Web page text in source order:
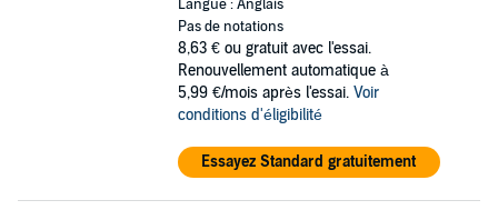
Langue : Anglais
Pas de notations
8,63 € ou gratuit avec l'essai.
Renouvellement automatique à
5,99 €/mois après l'essai. Voir
conditions d'éligibilité
Essayez Standard gratuitement